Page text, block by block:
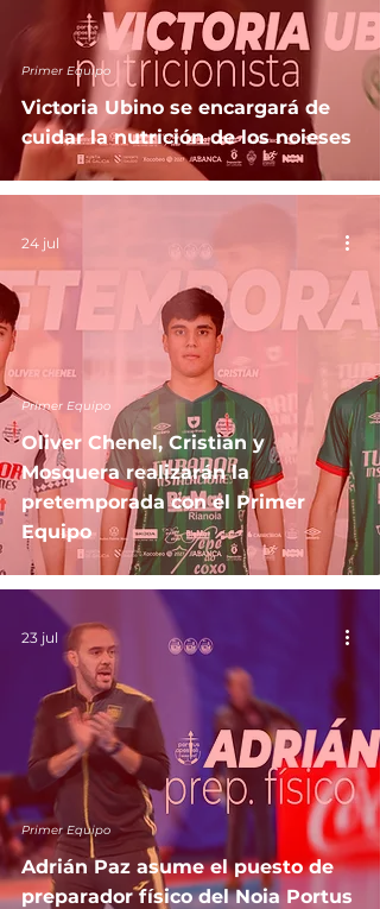
Victoria Ubino se encargará de
cuidar la nutrición de los noieses
Primer Equipo
Oliver Chenel, Cristian y
Mosquera realizarán la
pretemporada con el Primer
Equipo
Primer Equipo
24 jul
Adrián Paz asume el puesto de
preparador físico del Noia Portus
Primer Equipo
23 jul